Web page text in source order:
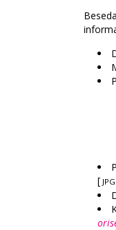
[ JPG